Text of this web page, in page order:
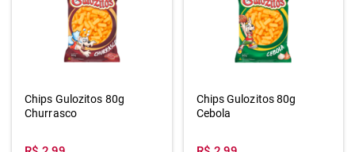
Chips Gulozitos 80g
Churrasco
Chips Gulozitos 80g
Cebola